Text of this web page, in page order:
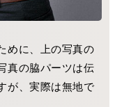
めに、上の写真の
真の脇パーツは伝
が、実際は無地で